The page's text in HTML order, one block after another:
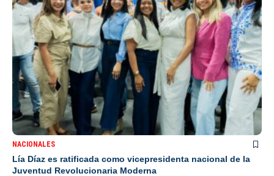
NACIONALES
Lía Díaz es ratificada como vicepresidenta nacional de la
Juventud Revolucionaria Moderna